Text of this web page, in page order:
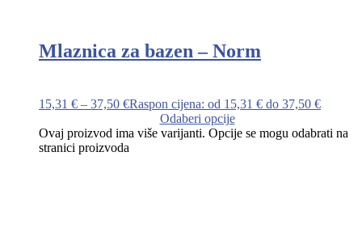
Mlaznica za bazen – Norm
15,31 € – 37,50 €Raspon cijena: od 15,31 € do 37,50 €
Odaberi opcije
Ovaj proizvod ima više varijanti. Opcije se mogu odabrati na
stranici proizvoda